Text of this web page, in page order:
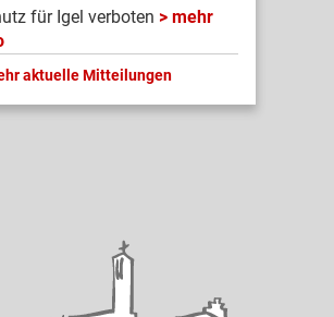
für Igel verboten
mehr
aktuelle Mitteilungen